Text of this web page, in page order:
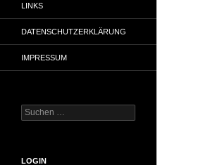
LINKS
DATENSCHUTZERKLÄRUNG
IMPRESSUM
Suchen
nach:
LOGIN